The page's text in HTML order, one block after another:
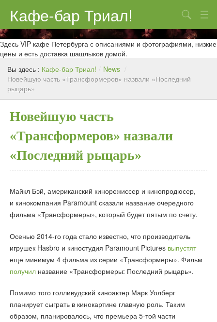
Кафе-бар Триал!
О нас
Меню
Контакты
Реклама
Поиск
Здесь VIP кафе Петербурга с описаниями и фотографиями, низкие
цены и есть доставка шашлыков домой.
Вы здесь : Кафе-бар Триал! / News /
Новейшую часть «Трансформеров» назвали «Последний
рыцарь»
Новейшую часть
«Трансформеров» назвали
«Последний рыцарь»
Майкл Бэй, американский кинорежиссер и кинопродюсер,
и кинокомпания Paramount сказали название очередного
фильма «Трансформеры», который будет пятым по счету.
Осенью 2014-го года стало известно, что производитель
игрушек Hasbro и киностудия Paramount Pictures выпустят
еще минимум 4 фильма из серии «Трансформеры». Фильм
получил название «Трансформеры: Последний рыцарь».
Помимо того голливудский киноактер Марк Уолберг
планирует сыграть в кинокартине главную роль. Таким
образом, планировалось, что премьера 5-той части